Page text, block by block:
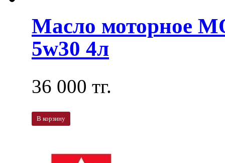
Масло моторное
5w30 4л
36 000 тг.
В корзину